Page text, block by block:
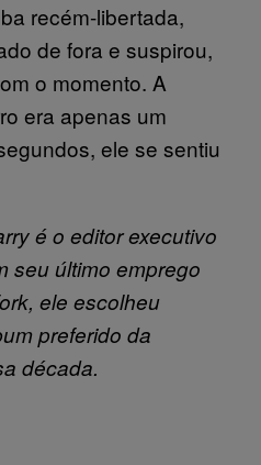
recém-libertada,
de fora e suspirou,
o momento. A
era apenas um
ele se sentiu
é o editor executivo
seu último emprego
ele escolheu
preferido da
década.